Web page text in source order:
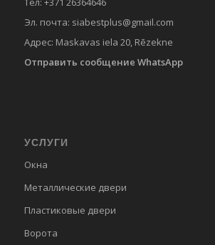
Эл. почта: siabestplus@gmail.com
Адрес: Maskavas iela 20, Rēzekne
Отправить сообщение WhatsApp
УСЛУГИ
Окна
Металлические двери
Пластиковые двери
Ворота